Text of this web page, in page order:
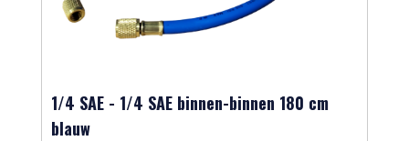
1/4 SAE - 1/4 SAE binnen-binnen 180 cm
blauw